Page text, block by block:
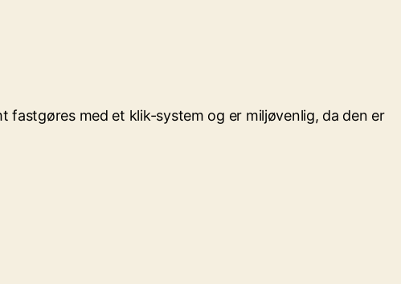
fastgøres med et klik-system og er miljøvenlig, da den er